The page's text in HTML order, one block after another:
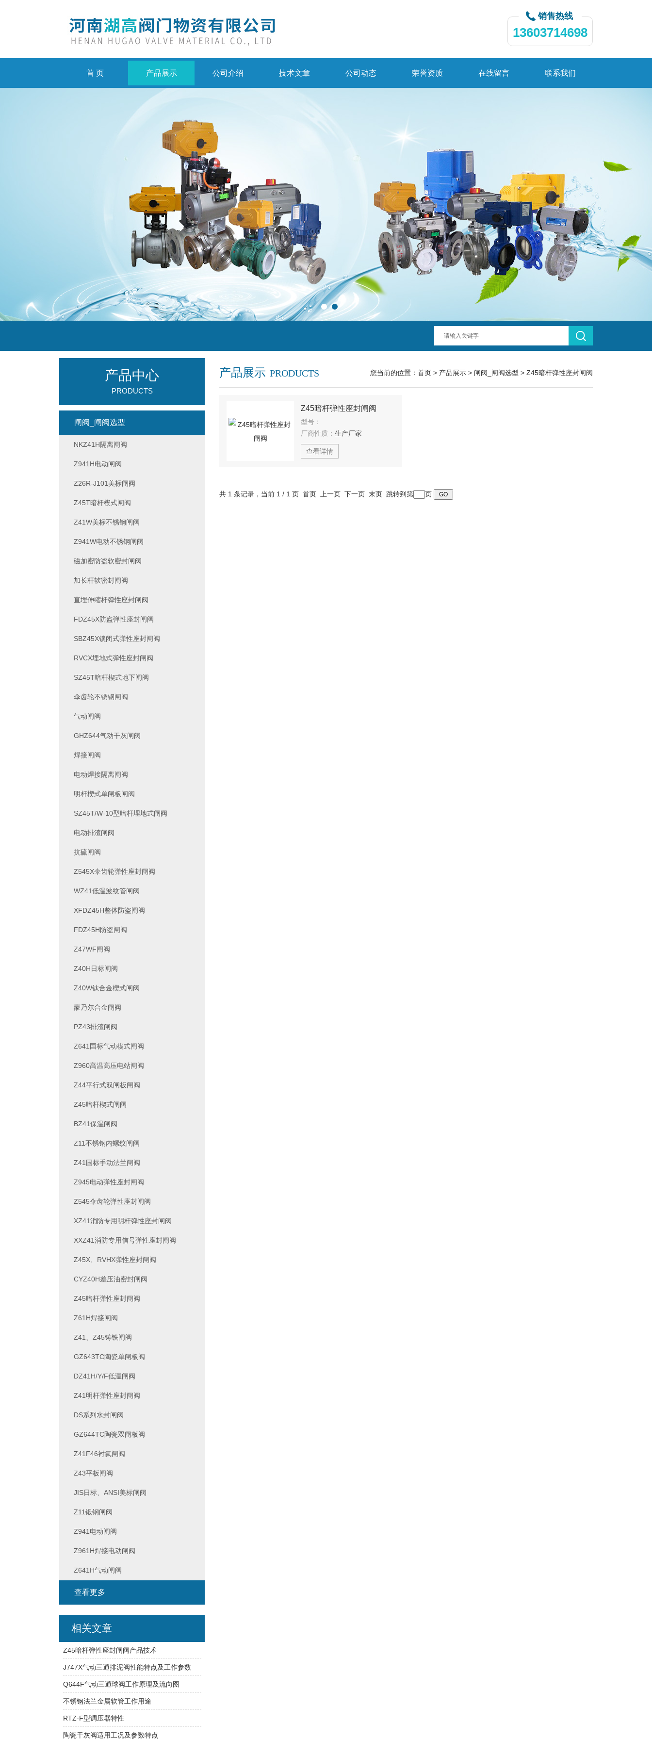
销售热线
13603714698
首 页 产品展示 公司介绍 技术文章 公司动态 荣誉资质 在线留言 联系我们
产品展示 PRODUCTS 您当前的位置： 首页 > 产品展示 > 闸阀_闸阀选型 > Z45暗杆弹性座封闸阀
Z45暗杆弹性座封闸阀
型号：
厂商性质： 生产厂家
查看详情
共 1 条记录，当前 1 / 1 页 首页 上一页 下一页 末页 跳转到第 页
产品中心
PRODUCTS
闸阀_闸阀选型
NKZ41H隔离闸阀
Z941H电动闸阀
Z26R-J101美标闸阀
Z45T暗杆楔式闸阀
Z41W美标不锈钢闸阀
Z941W电动不锈钢闸阀
磁加密防盗软密封闸阀
加长杆软密封闸阀
直埋伸缩杆弹性座封闸阀
FDZ45X防盗弹性座封闸阀
SBZ45X锁闭式弹性座封闸阀
RVCX埋地式弹性座封闸阀
SZ45T暗杆楔式地下闸阀
伞齿轮不锈钢闸阀
气动闸阀
GHZ644气动干灰闸阀
焊接闸阀
电动焊接隔离闸阀
明杆楔式单闸板闸阀
SZ45T/W-10型暗杆埋地式闸阀
电动排渣闸阀
抗硫闸阀
Z545X伞齿轮弹性座封闸阀
WZ41低温波纹管闸阀
XFDZ45H整体防盗闸阀
FDZ45H防盗闸阀
Z47WF闸阀
Z40H日标闸阀
Z40W钛合金楔式闸阀
蒙乃尔合金闸阀
PZ43排渣闸阀
Z641国标气动楔式闸阀
Z960高温高压电站闸阀
Z44平行式双闸板闸阀
Z45暗杆楔式闸阀
BZ41保温闸阀
Z11不锈钢内螺纹闸阀
Z41国标手动法兰闸阀
Z945电动弹性座封闸阀
Z545伞齿轮弹性座封闸阀
XZ41消防专用明杆弹性座封闸阀
XXZ41消防专用信号弹性座封闸阀
Z45X、RVHX弹性座封闸阀
CYZ40H差压油密封闸阀
Z45暗杆弹性座封闸阀
Z61H焊接闸阀
Z41、Z45铸铁闸阀
GZ643TC陶瓷单闸板阀
DZ41H/Y/F低温闸阀
Z41明杆弹性座封闸阀
DS系列水封闸阀
GZ644TC陶瓷双闸板阀
Z41F46衬氟闸阀
Z43平板闸阀
JIS日标、ANSI美标闸阀
Z11锻钢闸阀
Z941电动闸阀
Z961H焊接电动闸阀
Z641H气动闸阀
查看更多
相关文章
Z45暗杆弹性座封闸阀产品技术
J747X气动三通排泥阀性能特点及工作参数
Q644F气动三通球阀工作原理及流向图
不锈钢法兰金属软管工作用途
RTZ-F型调压器特性
陶瓷干灰阀适用工况及参数特点